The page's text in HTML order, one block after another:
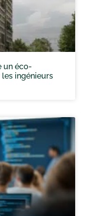
un éco-
ingénieurs